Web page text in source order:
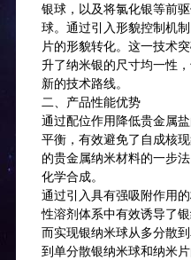
银球，以及将氯化银等前
球。通过引入形貌控制机
片的形貌转化。这一技术
升了纳米银的尺寸均一性
新的技术路线。
二、产品性能优势
通过配位作用降低贵金属
平衡，有效避免了自成核
的贵金属纳米材料的一步
化学合成。
通过引入具有强吸附作用
性溶剂体系中有效诱导了
而实现银纳米球从多分散
到单分散银纳米球和纳米片